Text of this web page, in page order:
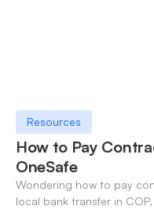
Resources
How to Pay
OneSafe
Wondering how to pay
local bank transfer in